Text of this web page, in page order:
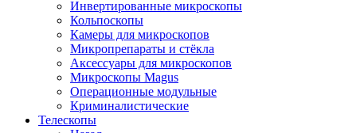
Инвертированные микроскопы
Кольпоскопы
Камеры для микроскопов
Микропрепараты и стёкла
Аксессуары для микроскопов
Микроскопы Magus
Операционные модульные
Криминалистические
Телескопы